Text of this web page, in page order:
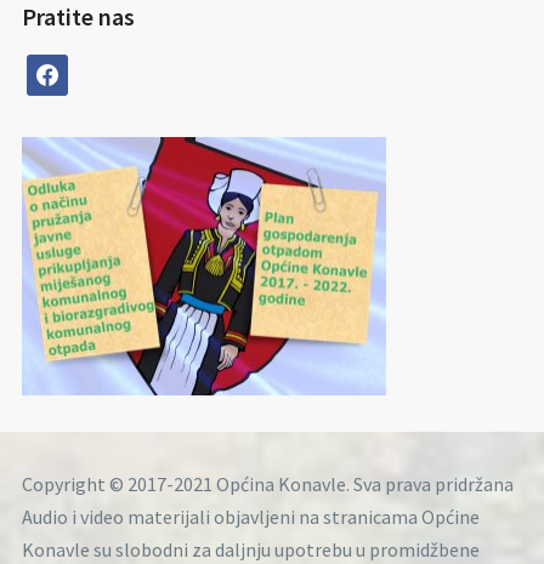
Pratite nas
facebook
Copyright © 2017-2021 Općina Konavle. Sva prava pridržana
Audio i video materijali objavljeni na stranicama Općine
Konavle su slobodni za daljnju upotrebu u promidžbene